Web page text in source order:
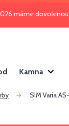
máme
Kamna
SIM Varia